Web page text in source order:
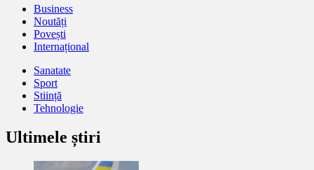
Business
Noutăți
Povești
Internațional
Sanatate
Sport
Stiință
Tehnologie
Ultimele știri